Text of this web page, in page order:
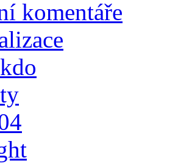
komentáře